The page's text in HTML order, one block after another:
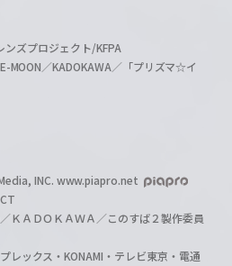
ズプロジェクト/KFPA
MOON／KADOKAWA／「プリズマ☆イ
INC. www.piapro.net
ＫＡＤＯＫＡＷＡ／このすば２製作委員
レックス・KONAMI・テレビ東京・電通